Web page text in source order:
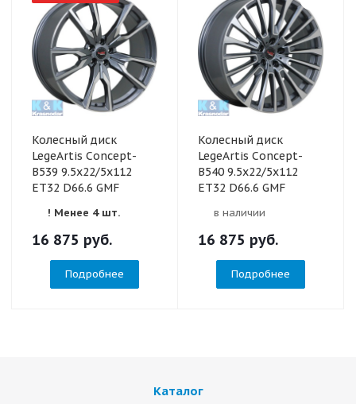
Колесный диск
LegeArtis Concept-
B539 9.5x22/5x112
ET32 D66.6 GMF
! Менее 4 шт.
16 875 руб.
Подробнее
Колесный диск
LegeArtis Concept-
B540 9.5x22/5x112
ET32 D66.6 GMF
в наличии
16 875 руб.
Подробнее
Каталог